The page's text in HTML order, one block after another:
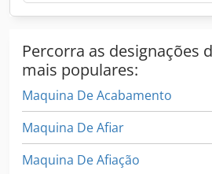
Percorra as designações
mais populares:
Maquina De Acabamento
Maquina De Afiar
Maquina De Afiação